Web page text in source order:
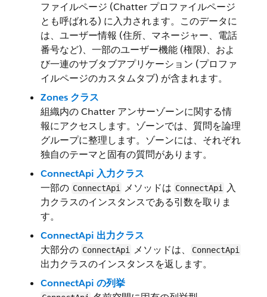
ファイルページ (Chatter プロファイルページ
とも呼ばれる) に入力されます。このデータに
は、ユーザー情報 (住所、マネージャー、電話
番号など)、一部のユーザー機能 (権限)、およ
び一連のサブタブアプリケーション (プロファ
イルページのカスタムタブ) が含まれます。
Zones クラス
組織内の Chatter アンサーゾーンに関する情
報にアクセスします。ゾーンでは、質問を論理
グループに整理します。ゾーンには、それぞれ
独自のテーマと固有の質問があります。
ConnectApi 入力クラス
一部の ConnectApi メソッドは ConnectApi
入
力クラスのインスタンスである引数を取りま
す。
ConnectApi 出力クラス
大部分の ConnectApi メソッドは、 ConnectApi
出力クラスのインスタンスを返します。
ConnectApi の列挙